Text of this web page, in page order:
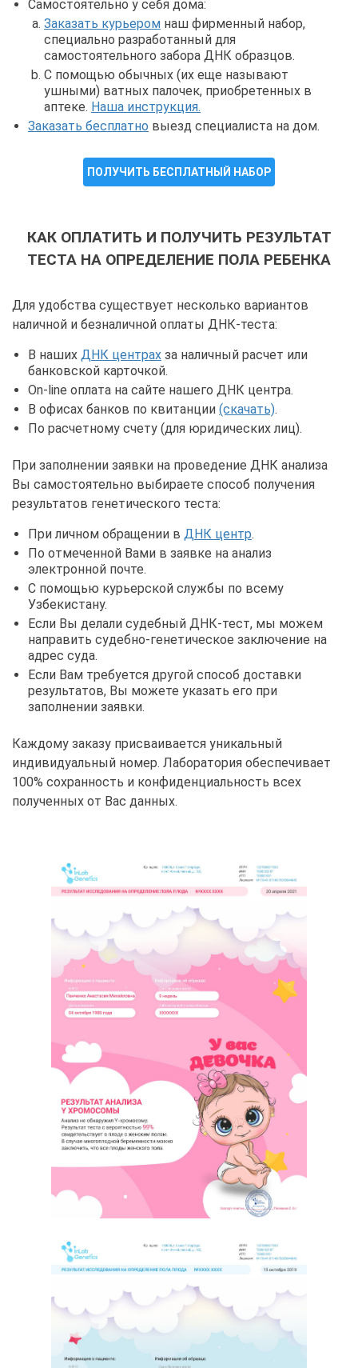
Самостоятельно у себя дома:
Заказать курьером наш фирменный набор,
специально разработанный для
самостоятельного забора ДНК образцов.
С помощью обычных (их еще называют
ушными) ватных палочек, приобретенных в
аптеке. Наша инструкция.
Заказать бесплатно выезд специалиста на дом.
ПОЛУЧИТЬ БЕСПЛАТНЫЙ НАБОР
КАК ОПЛАТИТЬ И ПОЛУЧИТЬ РЕЗУЛЬТАТ
ТЕСТА НА ОПРЕДЕЛЕНИЕ ПОЛА РЕБЕНКА
Для удобства существует несколько вариантов
наличной и безналичной оплаты ДНК-теста:
В наших ДНК центрах за наличный расчет или
банковской карточкой.
On-line оплата на сайте нашего ДНК центра.
В офисах банков по квитанции (скачать).
По расчетному счету (для юридических лиц).
При заполнении заявки на проведение ДНК анализа
Вы самостоятельно выбираете способ получения
результатов генетического теста:
При личном обращении в ДНК центр.
По отмеченной Вами в заявке на анализ
электронной почте.
С помощью курьерской службы по всему
Узбекистану.
Если Вы делали судебный ДНК-тест, мы можем
направить судебно-генетическое заключение на
адрес суда.
Если Вам требуется другой способ доставки
результатов, Вы можете указать его при
заполнении заявки.
Каждому заказу присваивается уникальный
индивидуальный номер. Лаборатория обеспечивает
100% сохранность и конфиденциальность всех
полученных от Вас данных.